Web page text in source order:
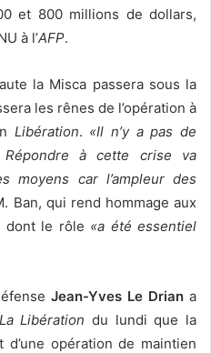
et 800 millions de dollars,
à l’AFP.
la Misca passera sous la
les rênes de l’opération à
Libération. «Il n’y a pas de
à cette crise va
moyens car l’ampleur des
Ban, qui rend hommage aux
dont le rôle «a été essentiel
Jean-Yves Le Drian a
La Libération du lundi que la
opération de maintien